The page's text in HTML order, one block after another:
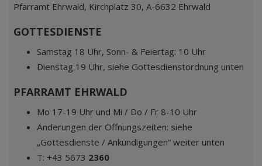
Pfarramt Ehrwald, Kirchplatz 30, A-6632 Ehrwald
GOTTESDIENSTE
Samstag 18 Uhr, Sonn- & Feiertag: 10 Uhr
Dienstag 19 Uhr, siehe Gottesdienstordnung unten
PFARRAMT EHRWALD
Mo 17-19 Uhr und Mi / Do / Fr 8-10 Uhr
Änderungen der Öffnungszeiten: siehe
„Gottesdienste / Ankündigungen“ weiter unten
T: +43 5673 2360